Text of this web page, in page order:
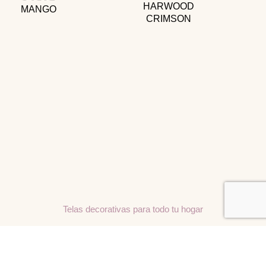
MANGO
HARWOOD
CRIMSON
Telas decorativas para todo tu hogar